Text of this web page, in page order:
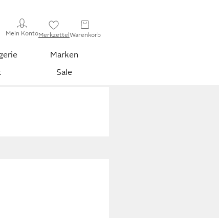
Mein KontoMerkzettelWarenkorb
Marken
Sale